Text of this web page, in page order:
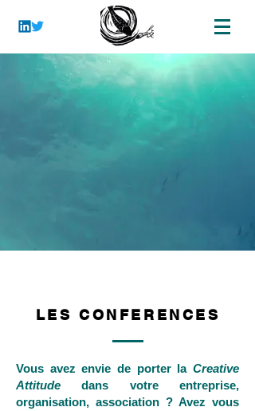
LES CONFERENCES
Vous avez envie de porter la Creative
Attitude dans votre entreprise,
organisation, association ? Avez vous